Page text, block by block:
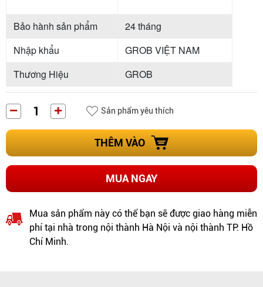
Bảo hành sản phẩm
24 tháng
Nhập khẩu
GROB VIỆT NAM
Thương Hiệu
GROB
Sản phẩm yêu thích
THÊM VÀO
MUA NGAY
Mua sản phẩm này có thể bạn sẽ được giao hàng miễn
phí tại nhà trong nội thành Hà Nội và nội thành TP. Hồ
Chí Minh.